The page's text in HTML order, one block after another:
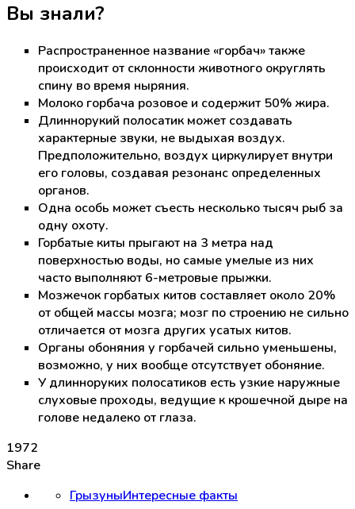
Вы знали?
Распространенное название «горбач» также
происходит от склонности животного округлять
спину во время ныряния.
Молоко горбача розовое и содержит 50% жира.
Длиннорукий полосатик может создавать
характерные звуки, не выдыхая воздух.
Предположительно, воздух циркулирует внутри
его головы, создавая резонанс определенных
органов.
Одна особь может съесть несколько тысяч рыб за
одну охоту.
Горбатые киты прыгают на 3 метра над
поверхностью воды, но самые умелые из них
часто выполняют 6-метровые прыжки.
Мозжечок горбатых китов составляет около 20%
от общей массы мозга; мозг по строению не сильно
отличается от мозга других усатых китов.
Органы обоняния у горбачей сильно уменьшены,
возможно, у них вообще отсутствует обоняние.
У длинноруких полосатиков есть узкие наружные
слуховые проходы, ведущие к крошечной дыре на
голове недалеко от глаза.
1972
Share
ГрызуныИнтересные факты